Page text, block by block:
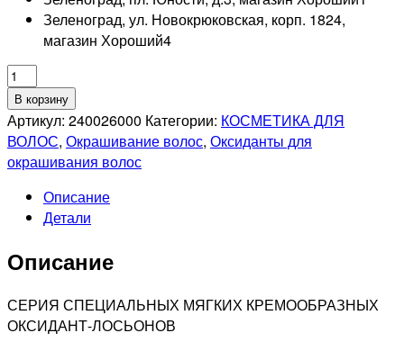
Зеленоград, ул. Новокрюковская, корп. 1824,
магазин Хороший4
Количество
товара
LISAP
PROFESSIONNEL
Delicate
Оксидант-
лосьон
%,
В корзину
Артикул: 240026000 Категории: КОСМЕТИКА ДЛЯ
ВОЛОС, Окрашивание волос, Оксиданты для
окрашивания волос
Описание
Детали
Описание
СЕРИЯ СПЕЦИАЛЬНЫХ МЯГКИХ КРЕМООБРАЗНЫХ
ОКСИДАНТ-ЛОСЬОНОВ